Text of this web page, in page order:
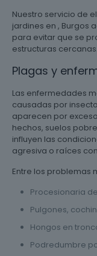
Nuestro servicio de
jardines en , Burgos
para evitar que se
estructuras cercanas.
Plagas y
Las enfermedades
causadas por
aparecen por
hechos, suelos
influyen las
agresiva o raíces
Entre los problemas
Procesionaria
Pulgones,
Hongos en
Podredumbre